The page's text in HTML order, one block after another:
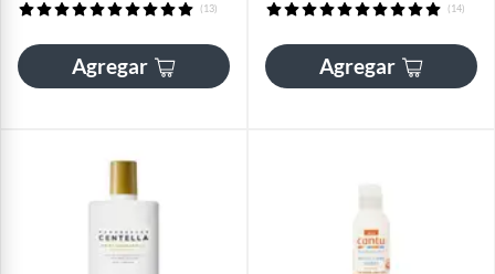
(13)
Agregar
(14)
Agregar